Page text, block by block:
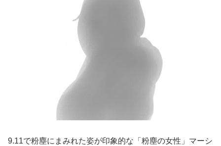
9.11で粉塵にまみれた姿が印象的な「粉塵の女性」マーシ